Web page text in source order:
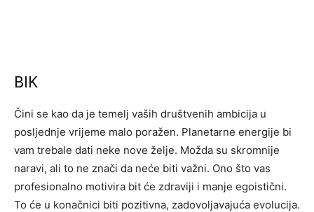
BIK
Čini se kao da je temelj vaših društvenih ambicija u
posljednje vrijeme malo poražen. Planetarne energije bi
vam trebale dati neke nove želje. Možda su skromnije
naravi, ali to ne znači da neće biti važni. Ono što vas
profesionalno motivira bit će zdraviji i manje egoistični.
To će u konačnici biti pozitivna, zadovoljavajuća evolucija.